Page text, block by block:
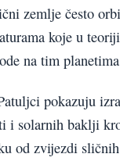
zemlje često
koje u
na tim
pokazuju
i solarnih baklji
od zvijezdi